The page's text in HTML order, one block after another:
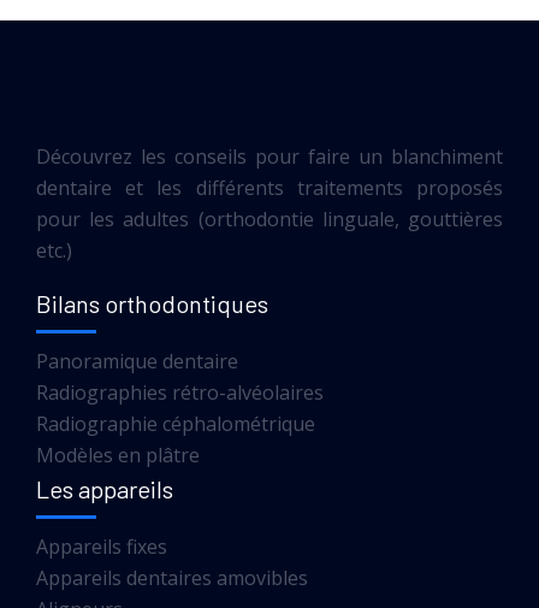
Découvrez les conseils pour faire un blanchiment
dentaire et les différents traitements proposés
pour les adultes (orthodontie linguale, gouttières
etc.)
Bilans orthodontiques
Panoramique dentaire
Radiographies rétro-alvéolaires
Radiographie céphalométrique
Modèles en plâtre
Les appareils
Appareils fixes
Appareils dentaires amovibles